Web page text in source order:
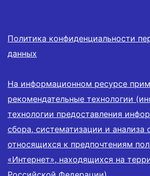
Политика конфиденциальности
данных
На информационном ресурсе
рекомендательные технологии
технологии предоставления
сбора, систематизации и анализа
относящихся к предпочтениям
«Интернет», находящихся на